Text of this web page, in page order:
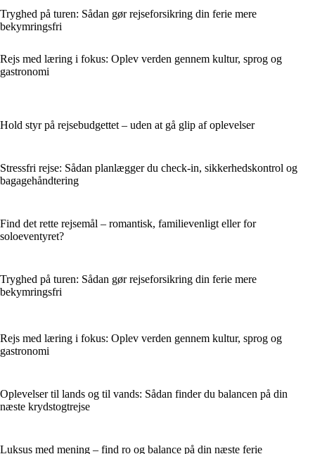
Tryghed på turen: Sådan gør rejseforsikring din ferie mere
bekymringsfri
Rejs med læring i fokus: Oplev verden gennem kultur, sprog og
gastronomi
Hold styr på rejsebudgettet – uden at gå glip af oplevelser
Stressfri rejse: Sådan planlægger du check-in, sikkerhedskontrol og
bagagehåndtering
Find det rette rejsemål – romantisk, familievenligt eller for
soloeventyret?
Tryghed på turen: Sådan gør rejseforsikring din ferie mere
bekymringsfri
Rejs med læring i fokus: Oplev verden gennem kultur, sprog og
gastronomi
Oplevelser til lands og til vands: Sådan finder du balancen på din
næste krydstogtrejse
Luksus med mening – find ro og balance på din næste ferie